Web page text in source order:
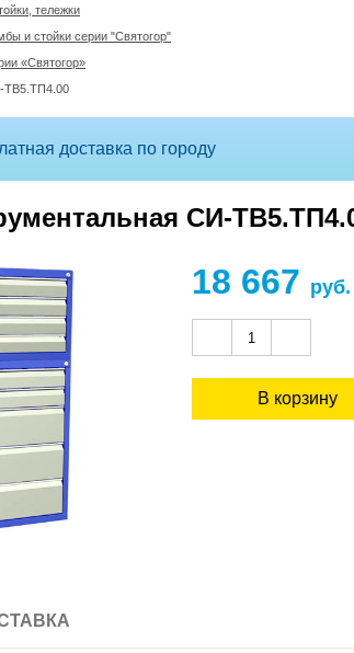
тележки
и стойки серии "Святогор"
«Святогор»
ТВ5.ТП4.00
доставка по городу
СИ-
18 667 руб.